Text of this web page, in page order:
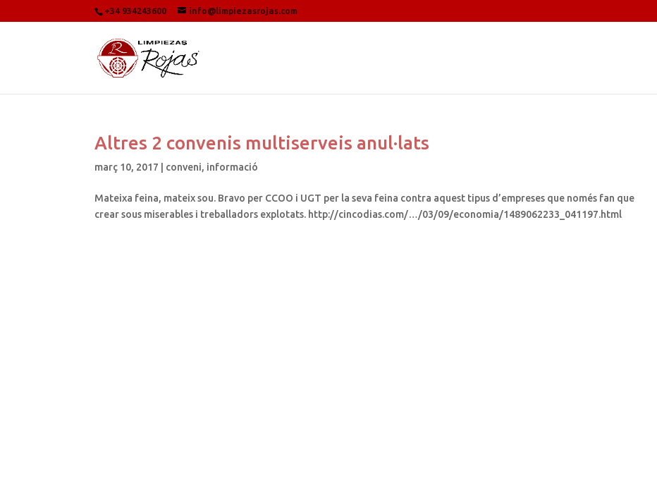
+34 934243600 info@limpiezasrojas.com
Altres 2 convenis multiserveis anul·lats
març 10, 2017 conveni, informació
Mateixa feina, mateix sou. Bravo per CCOO i UGT per la seva feina contra aquest tipus d’empreses que només fan que
crear sous miserables i treballadors explotats. http://cincodias.com/…/03/09/economia/1489062233_041197.html